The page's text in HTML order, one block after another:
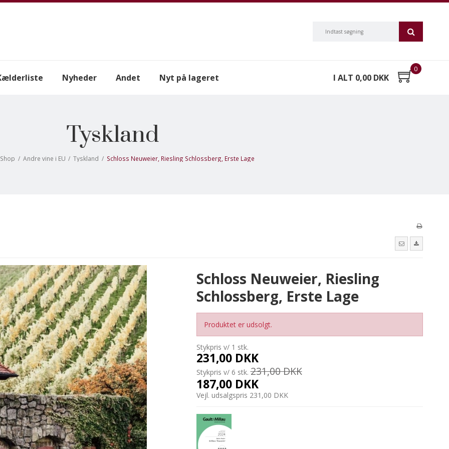
Nyheder Andet Nyt på lageret I ALT 0,00 DKK
0
Tyskland
Shop / Andre vine i EU / Tyskland / Schloss Neuweier, Riesling Schlossberg, Erste Lage
Schloss Neuweier, Riesling
Schlossberg, Erste Lage
Produktet er udsolgt.
Stykpris v/ 1 stk.
231,00 DKK
Stykpris v/ 6 stk.
187,00 DKK
231,00 DKK
Vejl. udsalgspris 231,00 DKK